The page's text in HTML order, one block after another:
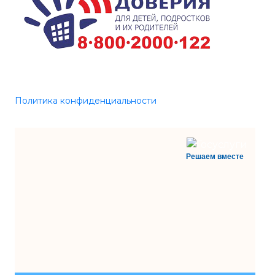
Политика конфиденциальности
Решаем вместе